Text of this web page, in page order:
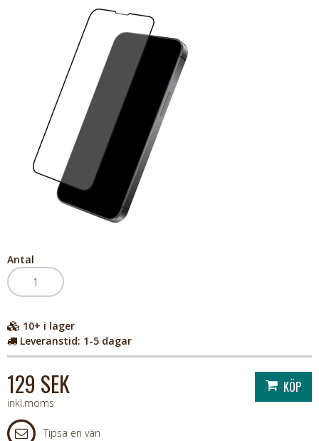
Antal
10+ i lager
Leveranstid: 1-5 dagar
129 SEK
inkl.moms
Tipsa en vän